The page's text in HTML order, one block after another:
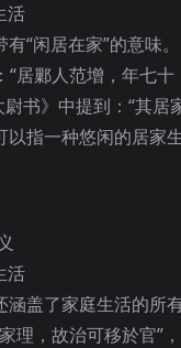
活
“闲居在家”的意味。
“居鄛人范增，年七
书》中提到：“其居
指一种悠闲的居家生
活
涵盖了家庭生活的所
理，故治可移於官”